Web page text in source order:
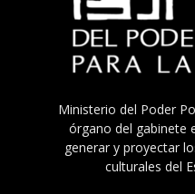
Ministerio del Poder
órgano del gabinete
generar y proyectar
culturales del